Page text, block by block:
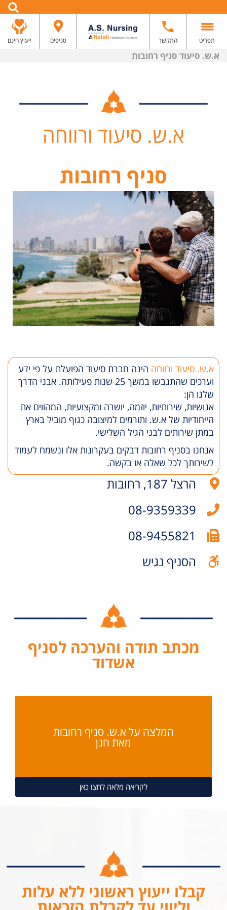
תפריט התקשר סניפים ייעוץ חינם
א.ש. סיעוד סניף רחובות
א.ש. סיעוד ורווחה
סניף רחובות
א.ש. סיעוד ורווחה הינה חברת סיעוד הפועלת על פי ידע
וערכים שהתגבשו במשך 25 שנות פעילותה. אבני הדרך
שלנו הן:
אנושיות, שירותיות, יוזמה, יושרה ומקצועיות, המהווים את
הייחודיות של א.ש. ותורמים למיצובה כגוף מוביל בארץ
במתן שירותים לבני הגיל השלישי.
אנחנו בסניף רחובות דבקים בעקרונות אלו ונשמח לעמוד
לשירותך לכל שאלה או בקשה.
הרצל 187, רחובות
08-9359339
08-9455821
הסניף נגיש
מכתב תודה והערכה לסניף
אשדוד
המלצה על א.ש. סניף רחובות
מאת חנן
לקריאה מלאה לחצו כאן
קבלו ייעוץ ראשוני ללא עלות